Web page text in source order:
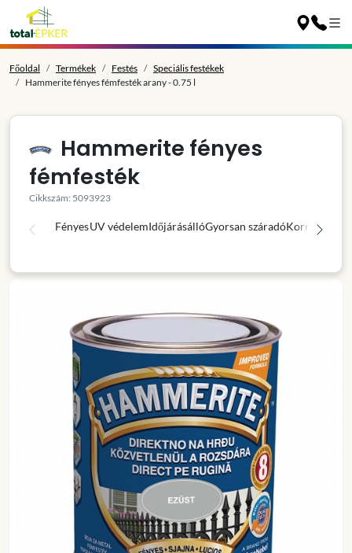
Főoldal Termékek Festés
Speciális festékek
Hammerite fényes fémfesték arany - 0.75 l
Hammerite fényes
fémfesték
Cikkszám: 5093923
FényesUV védelemIdőjárásállóGyorsan száradó